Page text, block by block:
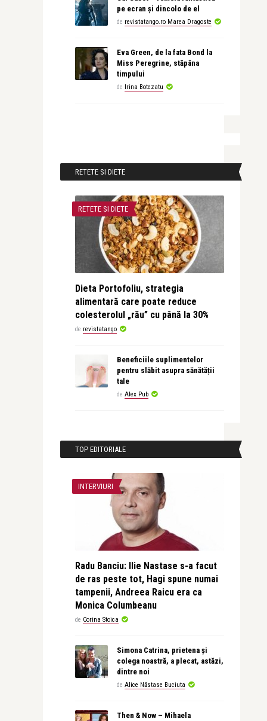
pe ecran și dincolo de el
de revistatango.ro Marea Dragoste
Eva Green, de la fata Bond la
Miss Peregrine, stăpâna
timpului
de Irina Botezatu
RETETE SI DIETE
RETETE SI DIETE
Dieta Portofoliu, strategia
alimentară care poate reduce
colesterolul „rău” cu până la 30%
de revistatango
Beneficiile suplimentelor
pentru slăbit asupra sănătății
tale
de Alex Pub
TOP EDITORIALE
INTERVIURI
Radu Banciu: Ilie Nastase s-a facut
de ras peste tot, Hagi spune numai
tampenii, Andreea Raicu era ca
Monica Columbeanu
de Corina Stoica
Simona Catrina, prietena și
colega noastră, a plecat, astăzi,
dintre noi
de Alice Năstase Buciuta
Then & Now – Mihaela